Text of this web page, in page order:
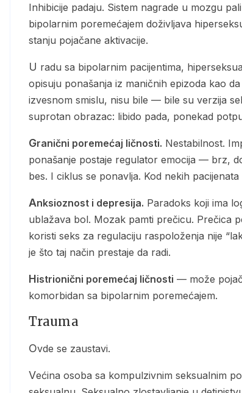
Inhibicije padaju. Sistem nagrade u mozgu
bipolarnim poremećajem doživljava
stanju pojačane aktivacije.
U radu sa bipolarnim pacijentima, hiperseksualnost je tema koju prati ogromna količina stida. Žene
opisuju ponašanja iz maničnih epizoda kao
izvesnom smislu, nisu bile — bile su verzija
suprotan obrazac: libido pada, ponekad
Granični poremećaj ličnosti. Nestabilnost.
ponašanje postaje regulator emocija — brz,
bes. I ciklus se ponavlja. Kod nekih
Anksioznost i depresija. Paradoks koji ima
ublažava bol. Mozak pamti prečicu. Prečica
koristi seks za regulaciju raspoloženja nije
je što taj način prestaje da radi.
Histrionični poremećaj ličnosti — može
komorbidan sa bipolarnim poremećajem.
Trauma
Ovde se zaustavi.
Većina osoba sa kompulzivnim seksualnim ponašanjem ima istoriju traume. Često iz detinjstva. Često